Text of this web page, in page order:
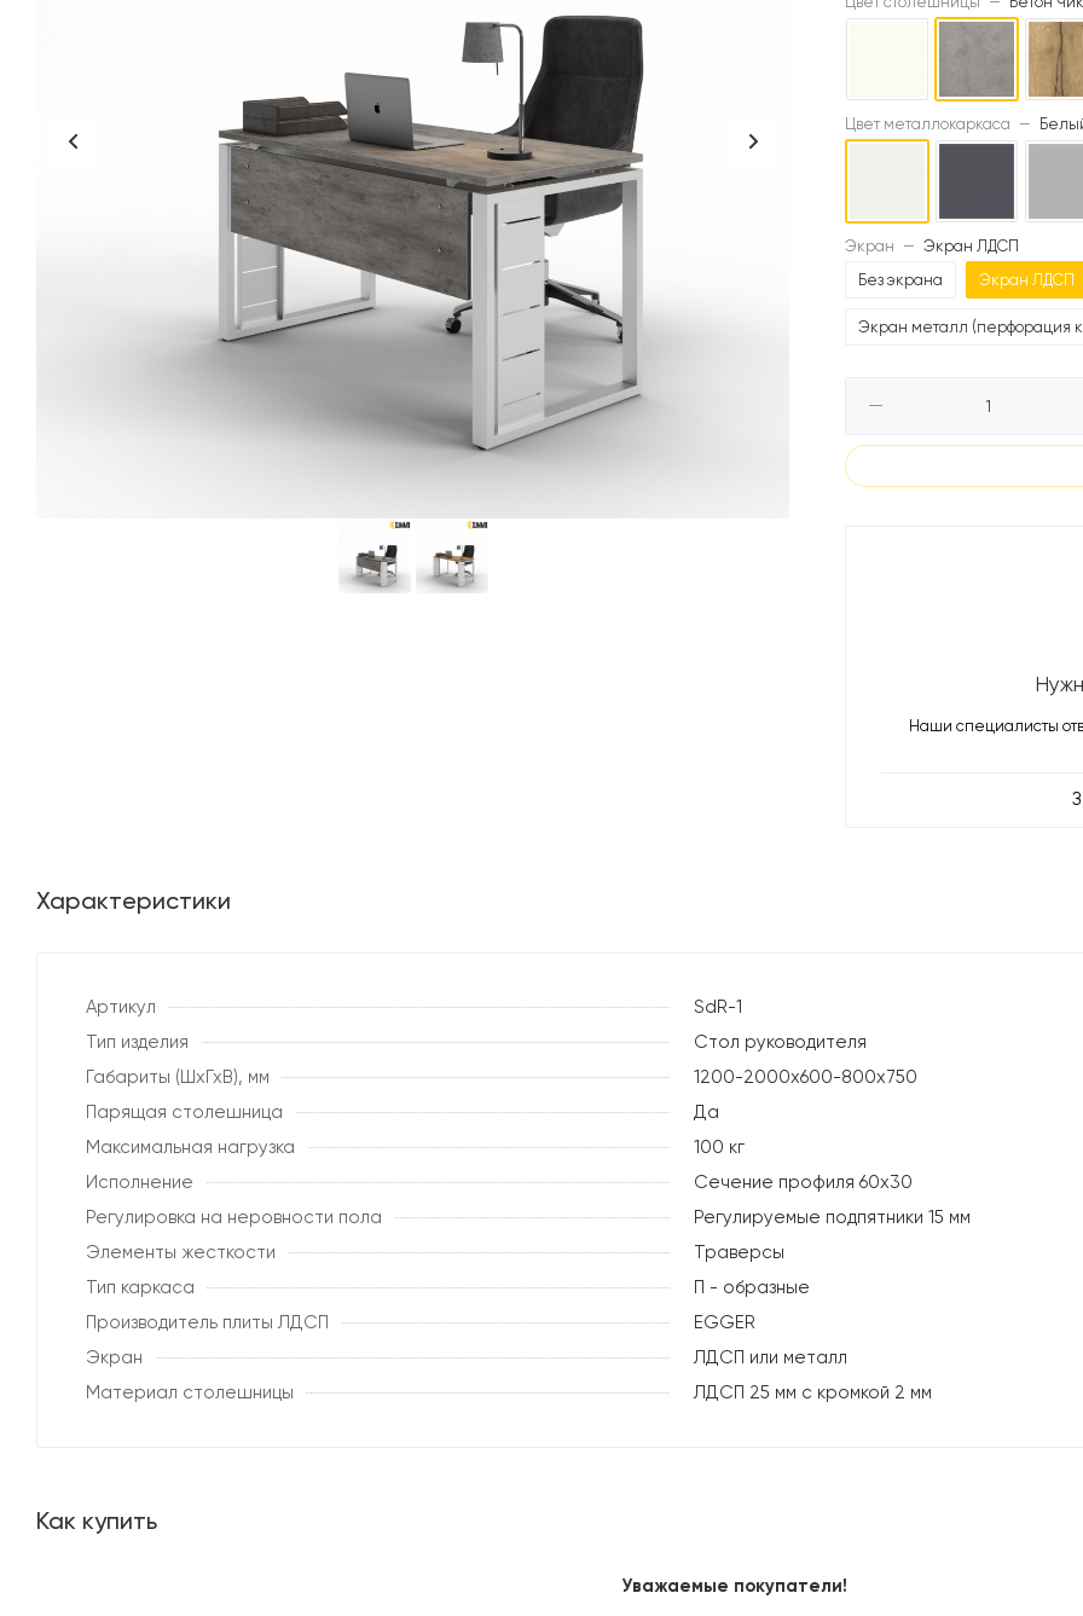
Цвет металлокаркаса —
Экран — Экран ЛДСП
Без экрана
Экран ЛДСП
Экран металл (перфорация
Наши специалисты
Характеристики
Артикул
SdR-1
Тип изделия
Стол руководителя
Габариты (ШхГхВ), мм
1200-2000х600-800х750
Парящая столешница
Да
Максимальная нагрузка
100 кг
Исполнение
Сечение профиля 60х30
Регулировка на неровности пола
Регулируемые подпятники 15 мм
Элементы жесткости
Траверсы
Тип каркаса
П - образные
Производитель плиты ЛДСП
EGGER
Экран
ЛДСП или металл
Материал столешницы
ЛДСП 25 мм с кромкой 2 мм
Как купить
Уважаемые покупатели!